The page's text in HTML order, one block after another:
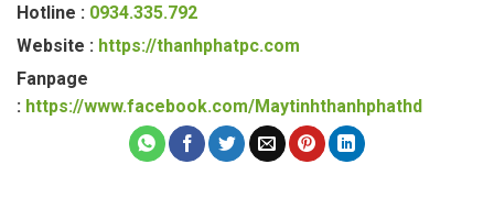
Hotline : 0934.335.792
Website : https://thanhphatpc.com
Fanpage
: https://www.facebook.com/Maytinhthanhphathd